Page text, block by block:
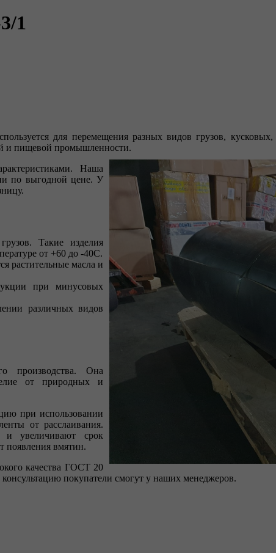
1
для перемещения разных видов грузов,
и пищевой промышленности.
Наша
по выгодной цене. У
Такие изделия
от +60 до -40С.
растительные масла и
при минусовых
различных видов
производства. Она
от природных и
при использовании
от расслаивания.
и увеличивают срок
появления вмятин.
качества ГОСТ 20
покупатели смогут у наших менеджеров.